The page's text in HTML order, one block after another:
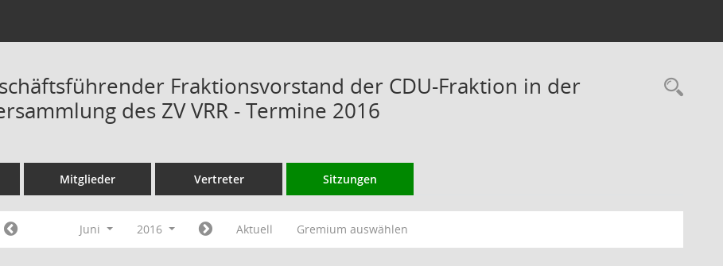
Fraktionsvorstand der CDU-Fraktion in der
des ZV VRR - Termine 2016
Mitglieder Vertreter Sitzungen
Juni 2016 Aktuell Gremium auswählen